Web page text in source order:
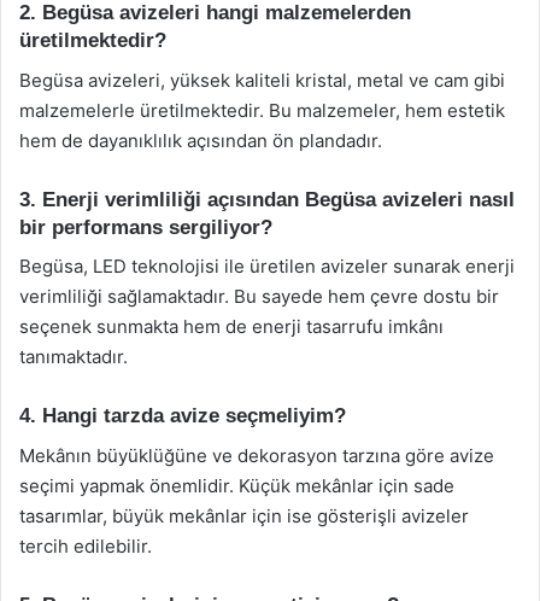
2. Begüsa avizeleri hangi malzemelerden
üretilmektedir?
Begüsa avizeleri, yüksek kaliteli kristal, metal ve cam gibi
malzemelerle üretilmektedir. Bu malzemeler, hem estetik
hem de dayanıklılık açısından ön plandadır.
3. Enerji verimliliği açısından Begüsa avizeleri nasıl
bir performans sergiliyor?
Begüsa, LED teknolojisi ile üretilen avizeler sunarak enerji
verimliliği sağlamaktadır. Bu sayede hem çevre dostu bir
seçenek sunmakta hem de enerji tasarrufu imkânı
tanımaktadır.
4. Hangi tarzda avize seçmeliyim?
Mekânın büyüklüğüne ve dekorasyon tarzına göre avize
seçimi yapmak önemlidir. Küçük mekânlar için sade
tasarımlar, büyük mekânlar için ise gösterişli avizeler
tercih edilebilir.